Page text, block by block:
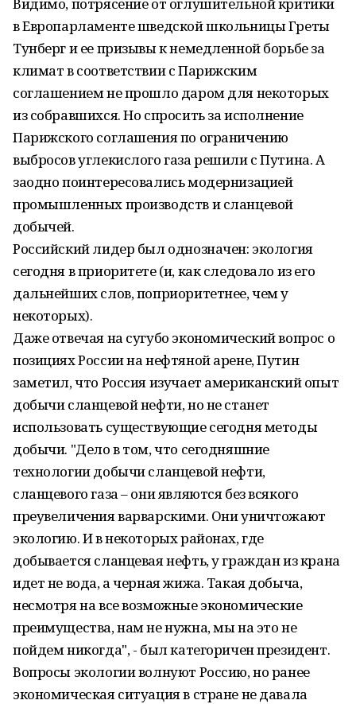
в Европарламенте шведской школьницы Греты
Тунберг и ее призывы к немедленной борьбе за
климат в соответствии с Парижским
соглашением не прошло даром для некоторых
из собравшихся. Но спросить за исполнение
Парижского соглашения по ограничению
выбросов углекислого газа решили с Путина. А
заодно поинтересовались модернизацией
промышленных производств и сланцевой
добычей.
Российский лидер был однозначен: экология
сегодня в приоритете (и, как следовало из его
дальнейших слов, поприоритетнее, чем у
некоторых).
Даже отвечая на сугубо экономический вопрос о
позициях России на нефтяной арене, Путин
заметил, что Россия изучает американский опыт
добычи сланцевой нефти, но не станет
использовать существующие сегодня методы
добычи. "Дело в том, что сегодняшние
технологии добычи сланцевой нефти,
сланцевого газа – они являются без всякого
преувеличения варварскими. Они уничтожают
экологию. И в некоторых районах, где
добывается сланцевая нефть, у граждан из крана
идет не вода, а черная жижа. Такая добыча,
несмотря на все возможные экономические
преимущества, нам не нужна, мы на это не
пойдем никогда", - был категоричен президент.
Вопросы экологии волнуют Россию, но ранее
экономическая ситуация в стране не давала